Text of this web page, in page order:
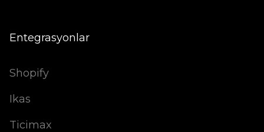
Entegrasyonlar
Shopify
Ikas
Ticimax